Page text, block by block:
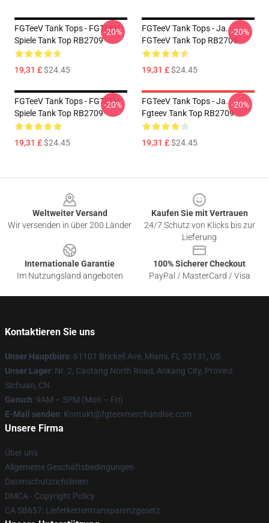
FGTeeV Tank Tops - FGTEEV
Spiele Tank Top RB2709
19,31 £$24.45
-20%
FGTeeV Tank Tops - Ja.
FGTeeV Tank Top RB2709
19,31 £$24.45
-20%
FGTeeV Tank Tops - FGTEEV
Spiele Tank Top RB2709
19,31 £$24.45
-20%
FGTeeV Tank Tops - Ja.
Fgteev Tank Top RB2709
19,31 £$24.45
-20%
Weltweiter Versand
Wir versenden in über 200 Länder
Kaufen Sie mit Vertrauen
24/7 Schutz von Klicks bis zur
Lieferung
Internationale Garantie
Im Nutzungsland angeboten
100% Sicherer Checkout
PayPal / MasterCard / Visa
Kontaktieren Sie uns
Unser Hauptbüro: 61101 Brickell Ave, Miami, FL 33131, US
Unser Lager: Nr. 2, Caotang North Road, Ankang City, Provinz
Sichuan, CN
Geruch: 9AM – 5PM (Mon – Fri)
E-Mail senden: Kontakt@fgteevmerchandise.com
Unsere Firma
Über uns
Allgemeine Geschäftsbedingungen
Datenschutzrichtlinien
DMCA - Copyright Policy
CA SB657: Lieferkettentransparenzgesetz